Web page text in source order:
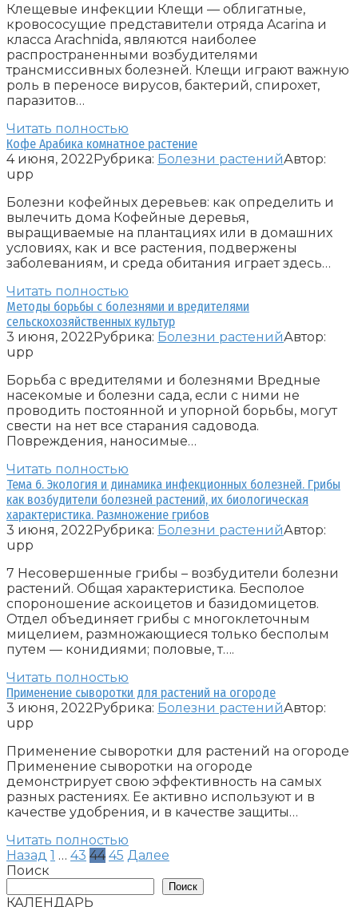
Клещевые инфекции Клещи — облигатные,
кровососущие представители отряда Acarina и
класса Arachnida, являются наиболее
распространенными возбудителями
трансмиссивных болезней. Клещи играют важную
роль в переносе вирусов, бактерий, спирохет,
паразитов…
Читать полностью
Кофе Арабика комнатное растение
4 июня, 2022Рубрика: Болезни растенийАвтор:
upp
Болезни кофейных деревьев: как определить и
вылечить дома Кофейные деревья,
выращиваемые на плантациях или в домашних
условиях, как и все растения, подвержены
заболеваниям, и среда обитания играет здесь…
Читать полностью
Методы борьбы с болезнями и вредителями
сельскохозяйственных культур
3 июня, 2022Рубрика: Болезни растенийАвтор:
upp
Борьба с вредителями и болезнями Вредные
насекомые и болезни сада, если с ними не
проводить постоянной и упорной борьбы, могут
свести на нет все старания садовода.
Повреждения, наносимые…
Читать полностью
Тема 6. Экология и динамика инфекционных болезней. Грибы
как возбудители болезней растений, их биологическая
характеристика. Размножение грибов
3 июня, 2022Рубрика: Болезни растенийАвтор:
upp
7 Несовершенные грибы – возбудители болезни
растений. Общая характеристика. Бесполое
спороношение аскоицетов и базидомицетов.
Отдел объединяет грибы с многоклеточным
мицелием, размножающиеся только бесполым
путем — конидиями; половые, т….
Читать полностью
Применение сыворотки для растений на огороде
3 июня, 2022Рубрика: Болезни растенийАвтор:
upp
Применение сыворотки для растений на огороде
Применение сыворотки на огороде
демонстрирует свою эффективность на самых
разных растениях. Ее активно используют и в
качестве удобрения, и в качестве защиты…
Читать полностью
Пагинация
записей
Назад 1 … 43 44 45 Далее
Поиск
Поиск
КАЛЕНДАРЬ